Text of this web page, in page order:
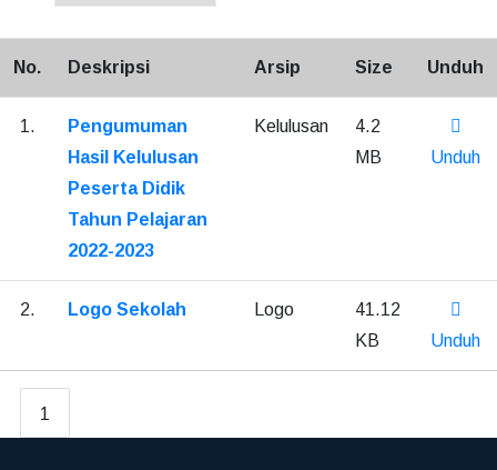
No. Deskripsi Arsip Size Unduh
1.
Pengumuman
Hasil Kelulusan
Peserta Didik
Tahun Pelajaran
2022-2023
Kelulusan
4.2
MB
Unduh
2. Logo Sekolah Logo
41.12
KB
Unduh
1